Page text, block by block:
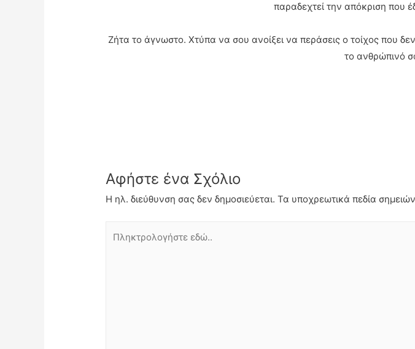
παραδεχτεί την απόκριση που
Ζήτα το άγνωστο. Χτύπα να σου ανοίξει να περάσεις ο τοίχος που
το ανθρώπινό
Αφήστε ένα Σχόλιο
Η ηλ. διεύθυνση σας δεν δημοσιεύεται. Τα υποχρεωτικά πεδία